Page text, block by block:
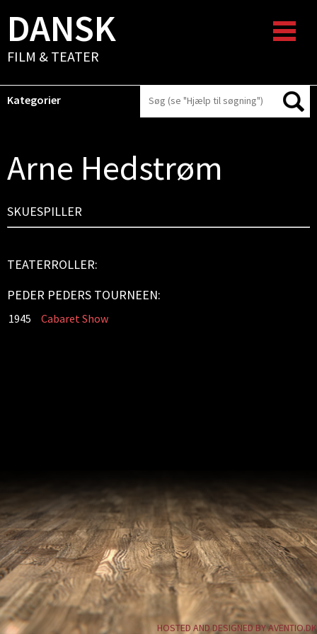
DANSK
FILM & TEATER
Kategorier
Arne Hedstrøm
SKUESPILLER
TEATERROLLER:
PEDER PEDERS TOURNEEN:
1945 Cabaret Show
HOSTED AND DESIGNED BY AVENTIO.DK